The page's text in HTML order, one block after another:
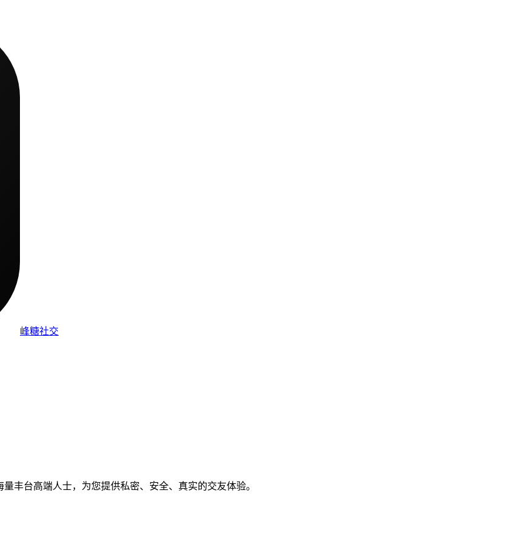
峰糖社交
丰台高端人士，为您提供私密、安全、真实的交友体验。